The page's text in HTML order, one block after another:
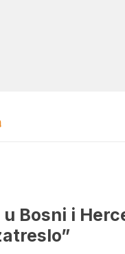
Bosni i